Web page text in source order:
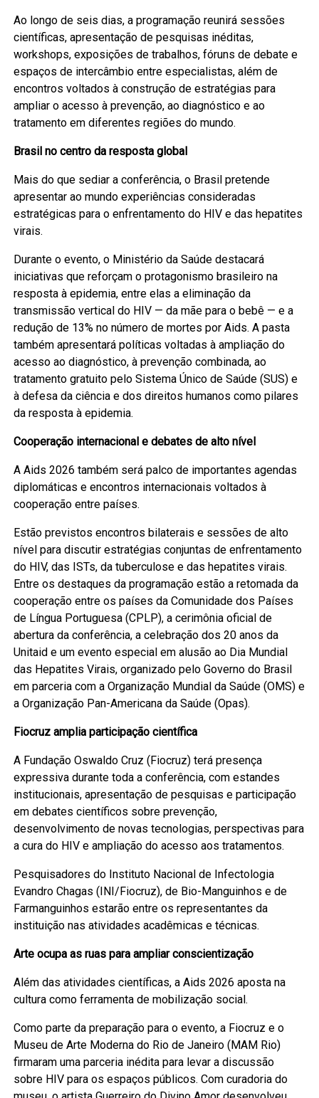
Ao longo de seis dias, a programação reunirá sessões
científicas, apresentação de pesquisas inéditas,
workshops, exposições de trabalhos, fóruns de debate e
espaços de intercâmbio entre especialistas, além de
encontros voltados à construção de estratégias para
ampliar o acesso à prevenção, ao diagnóstico e ao
tratamento em diferentes regiões do mundo.
Brasil no centro da resposta global
Mais do que sediar a conferência, o Brasil pretende
apresentar ao mundo experiências consideradas
estratégicas para o enfrentamento do HIV e das hepatites
virais.
Durante o evento, o Ministério da Saúde destacará
iniciativas que reforçam o protagonismo brasileiro na
resposta à epidemia, entre elas a eliminação da
transmissão vertical do HIV — da mãe para o bebê — e a
redução de 13% no número de mortes por Aids. A pasta
também apresentará políticas voltadas à ampliação do
acesso ao diagnóstico, à prevenção combinada, ao
tratamento gratuito pelo Sistema Único de Saúde (SUS) e
à defesa da ciência e dos direitos humanos como pilares
da resposta à epidemia.
Cooperação internacional e debates de alto nível
A Aids 2026 também será palco de importantes agendas
diplomáticas e encontros internacionais voltados à
cooperação entre países.
Estão previstos encontros bilaterais e sessões de alto
nível para discutir estratégias conjuntas de enfrentamento
do HIV, das ISTs, da tuberculose e das hepatites virais.
Entre os destaques da programação estão a retomada da
cooperação entre os países da Comunidade dos Países
de Língua Portuguesa (CPLP), a cerimônia oficial de
abertura da conferência, a celebração dos 20 anos da
Unitaid e um evento especial em alusão ao Dia Mundial
das Hepatites Virais, organizado pelo Governo do Brasil
em parceria com a Organização Mundial da Saúde (OMS) e
a Organização Pan-Americana da Saúde (Opas).
Fiocruz amplia participação científica
A Fundação Oswaldo Cruz (Fiocruz) terá presença
expressiva durante toda a conferência, com estandes
institucionais, apresentação de pesquisas e participação
em debates científicos sobre prevenção,
desenvolvimento de novas tecnologias, perspectivas para
a cura do HIV e ampliação do acesso aos tratamentos.
Pesquisadores do Instituto Nacional de Infectologia
Evandro Chagas (INI/Fiocruz), de Bio-Manguinhos e de
Farmanguinhos estarão entre os representantes da
instituição nas atividades acadêmicas e técnicas.
Arte ocupa as ruas para ampliar conscientização
Além das atividades científicas, a Aids 2026 aposta na
cultura como ferramenta de mobilização social.
Como parte da preparação para o evento, a Fiocruz e o
Museu de Arte Moderna do Rio de Janeiro (MAM Rio)
firmaram uma parceria inédita para levar a discussão
sobre HIV para os espaços públicos. Com curadoria do